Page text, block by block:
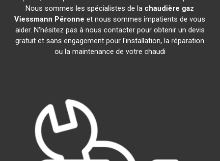
Nous sommes les spécialistes de la chaudière gaz
Viessmann Péronne et nous sommes impatients de vous
aider. N'hésitez pas à nous contacter pour obtenir un devis
gratuit et sans engagement pour l'installation, la réparation
ou la maintenance de votre chaudi